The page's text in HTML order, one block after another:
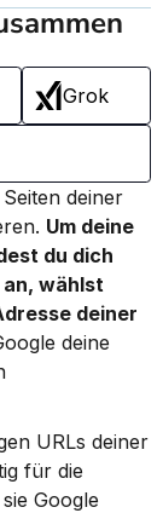
Grok
deiner
Um deine
du dich
an, wählst
deiner
deine
URLs deiner
Google